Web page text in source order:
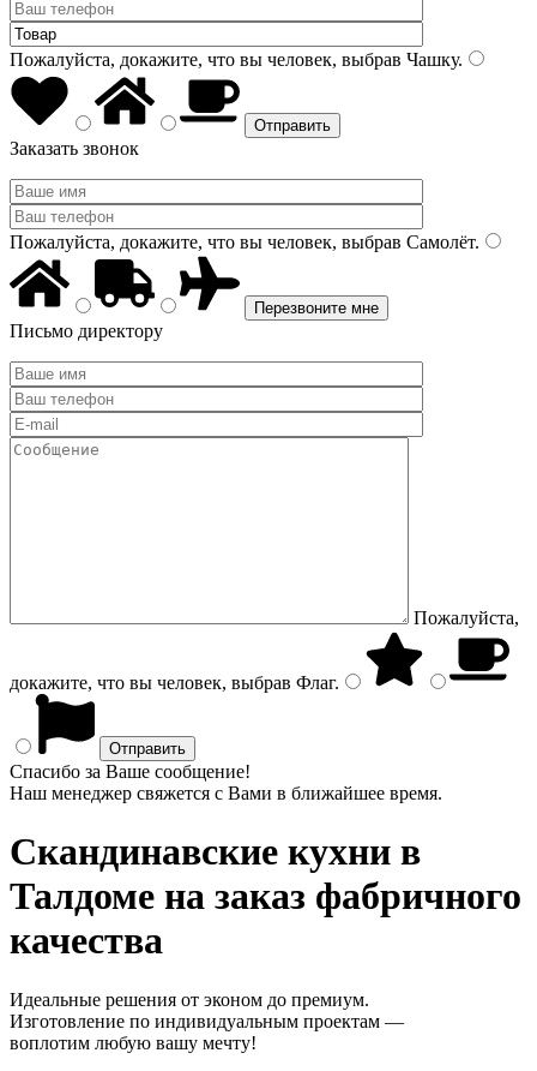
Пожалуйста, докажите, что вы человек, выбрав Чашку.
Заказать звонок
Пожалуйста, докажите, что вы человек, выбрав Самолёт.
Письмо директору
Пожалуйста,
докажите, что вы человек, выбрав Флаг.
Спасибо за Ваше сообщение!
Наш менеджер свяжется с Вами в ближайшее время.
Скандинавские кухни в
Талдоме на заказ фабричного
качества
Идеальные решения от эконом до премиум.
Изготовление по индивидуальным проектам —
воплотим любую вашу мечту!